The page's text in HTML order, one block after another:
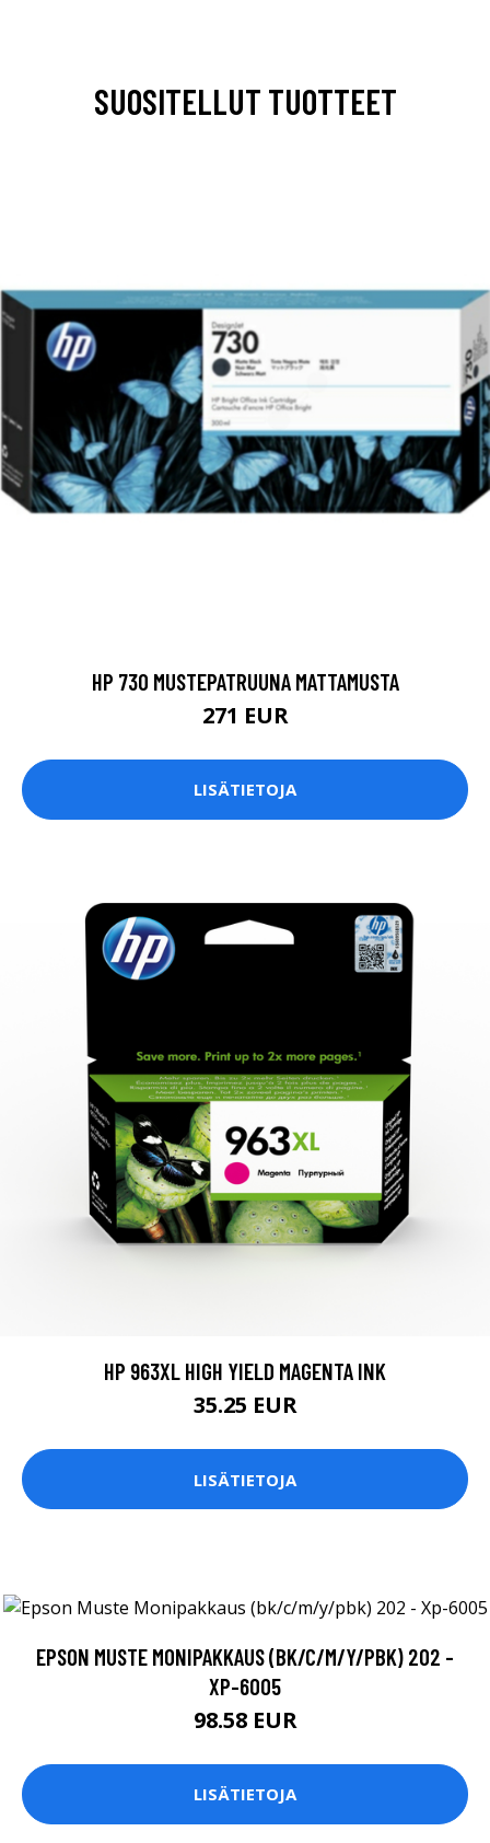
SUOSITELLUT TUOTTEET
HP 730 MUSTEPATRUUNA MATTAMUSTA
271 EUR
LISÄTIETOJA
HP 963XL HIGH YIELD MAGENTA INK
35.25 EUR
LISÄTIETOJA
EPSON MUSTE MONIPAKKAUS (BK/C/M/Y/PBK) 202 -
XP-6005
98.58 EUR
LISÄTIETOJA